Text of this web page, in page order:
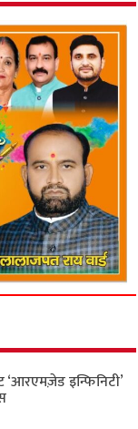
‘आरएमज़ेड इन्फिनिटी’